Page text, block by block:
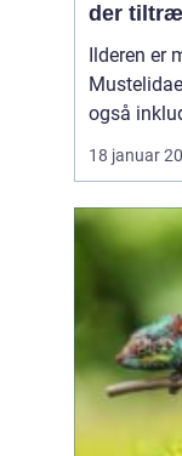
der
grund
charme
Ilderen er
også
små
odder og
slanke
hale.
18 januar